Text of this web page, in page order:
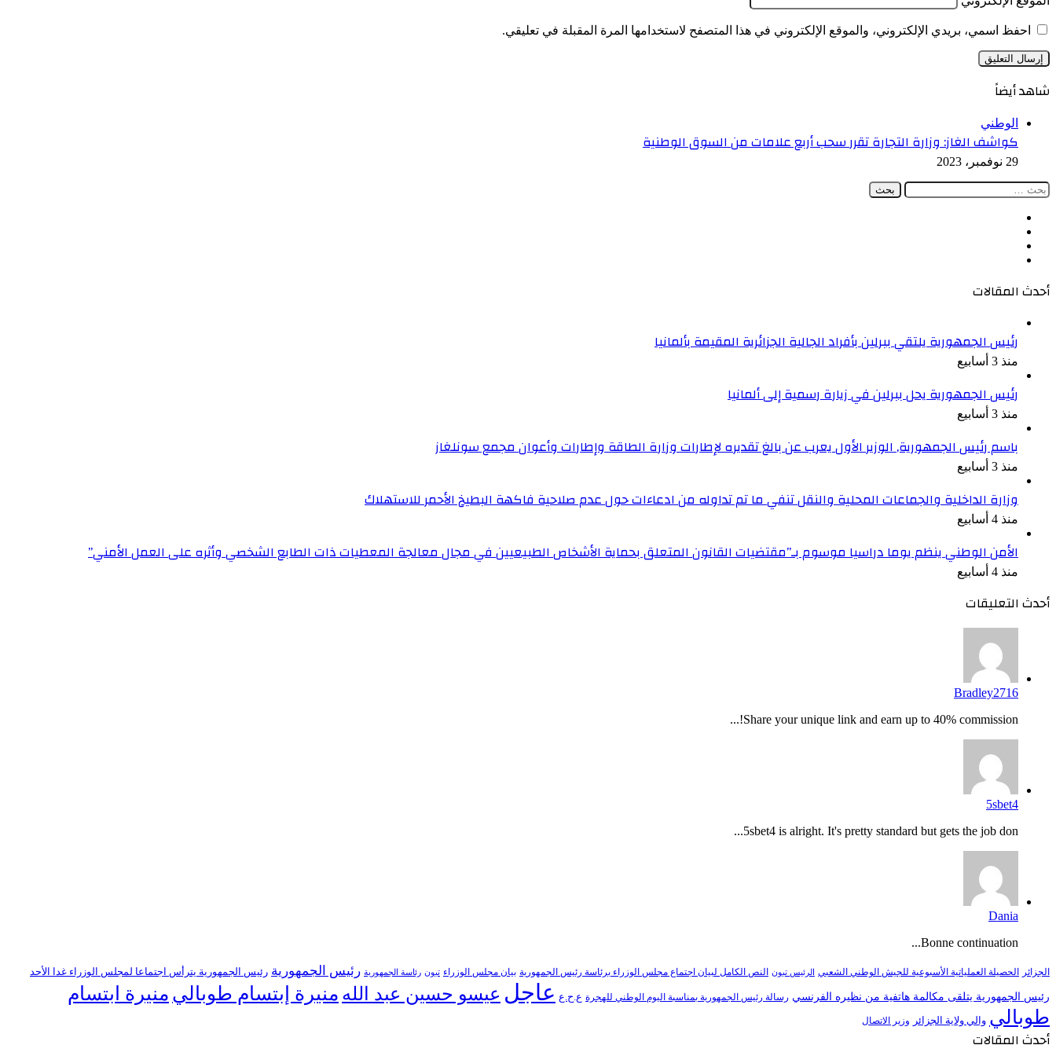
احفظ اسمي، بريدي الإلكتروني، والموقع الإلكتروني في هذا المتصفح لاستخدامها المرة المقبلة في تعليقي.
شاهد أيضاً
الوطني
كواشف الغاز: وزارة التجارة تقرر سحب أربع علامات من السوق الوطنية
29 نوفمبر، 2023
البحث
أحدث المقالات
رئيس الجمهورية يلتقي ببرلين بأفراد الجالية الجزائرية المقيمة بألمانيا
منذ 3 أسابيع
رئيس الجمهورية يحل ببرلين في زيارة رسمية إلى ألمانيا
منذ 3 أسابيع
باسم رئيس الجمهورية, الوزير الأول يعرب عن بالغ تقديره لإطارات وزارة الطاقة وإطارات وأعوان مجمع سونلغاز
منذ 3 أسابيع
وزارة الداخلية والجماعات المحلية والنقل تنفي ما تم تداوله من ادعاءات حول عدم صلاحية فاكهة البطيخ الأحمر للاستهلاك
منذ 4 أسابيع
الأمن الوطني ينظم يوما دراسيا موسوم بـ”مقتضيات القانون المتعلق بحماية الأشخاص الطبيعيين في مجال معالجة المعطيات ذات الطابع الشخصي وأثره على العمل الأمني”
منذ 4 أسابيع
أحدث التعليقات
Bradley2716
Share your unique link and earn up to 40% commission!...
5sbet4
5sbet4 is alright. It's pretty standard but gets the job don...
Dania
Bonne continuation...
الجزائر الحصيلة العملياتية الأسبوعية للجيش الوطني الشعبي الرئيس تبون النص الكامل لبيان اجتماع مجلس الوزراء برئاسة رئيس الجمهورية بيان مجلس الوزراء تبون رئاسة الجمهورية رئيس الجمهورية رئيس الجمهورية يترأس اجتماعا لمجلس الوزراء غدا الأحد
رئيس الجمهورية يتلقى مكالمة هاتفية من نظيره الفرنسي رسالة رئيس الجمهورية بمناسبة اليوم الوطني للهجرة ع.ح.ع عاجل عيسو حسين عبد الله منيرة إبتسام طوبالي منيرة ابتسام
طوبالي والي ولاية الجزائر وزير الاتصال
أحدث المقالات